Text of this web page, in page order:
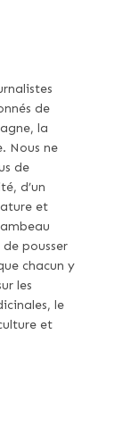
de
la
Nous ne
de
d’un
et
pousser
chacun y
les
le
et